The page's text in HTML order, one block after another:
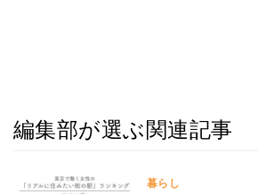
編集部が選ぶ関連記事
暮らし